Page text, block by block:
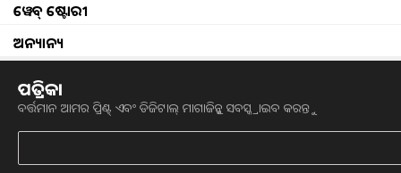
ୱେବ୍ ଷ୍ଟୋରୀ
ଅନ୍ୟାନ୍ୟ
ପତ୍ରିକା
ବର୍ତ୍ତମାନ ଆମର ପ୍ରିଣ୍ଟ୍ ଏବଂ ଡିଜିଟାଲ୍ ମାଗାଜିନ୍କୁ ସବସ୍କ୍ରାଇବ କରନ୍ତୁ
ପରିଶ୍ରମ କଥା ମାନେ ପଡ଼ିଥାଏ l ସେମାନେ
ଦ୍ରବ୍ୟରୁ ଆସିଥାଏ l ଭାରତ ସରକାରଙ୍କ
ପ୍ରଦାନ କରିବାରେ ଏକ ମହତ୍ତ୍ୱପୂର୍ଣ୍ଣ ଭୂମିକା